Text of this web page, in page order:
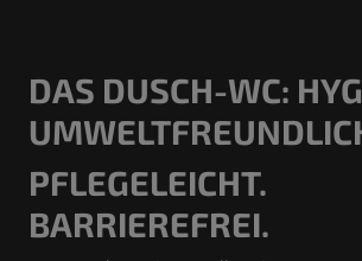
DAS DUSCH-WC:
PFLEGELEICHT.
BARRIEREFREI.